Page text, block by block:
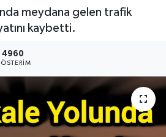
meydana gelen trafik
kaybetti.
4960